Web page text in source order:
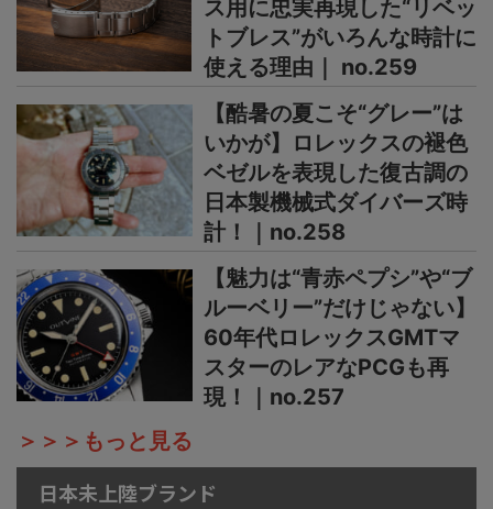
ス用に忠実再現した“リベッ
トブレス”がいろんな時計に
使える理由｜ no.259
【酷暑の夏こそ“グレー”は
いかが】ロレックスの褪色
ベゼルを表現した復古調の
日本製機械式ダイバーズ時
計！｜no.258
【魅力は“青赤ペプシ”や“ブ
ルーベリー”だけじゃない】
60年代ロレックスGMTマ
スターのレアなPCGも再
現！｜no.257
＞＞＞もっと見る
日本未上陸ブランド